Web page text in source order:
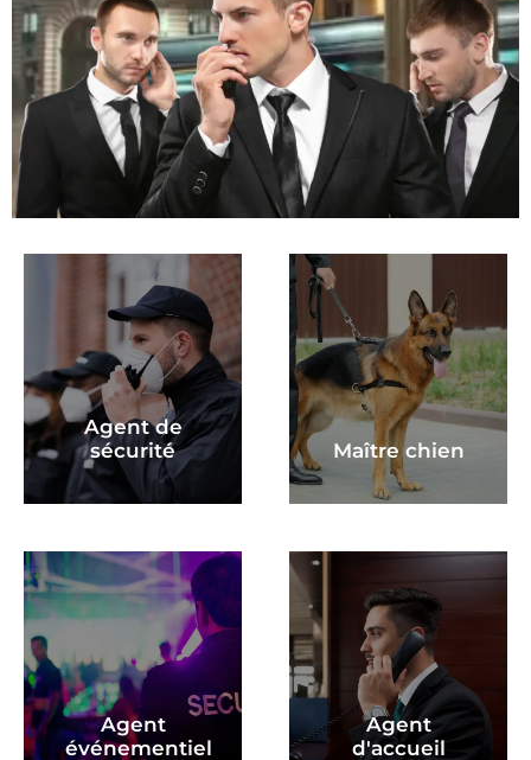
Agent de
sécurité
Maître chien
Agent
événementiel
Agent
d'accueil